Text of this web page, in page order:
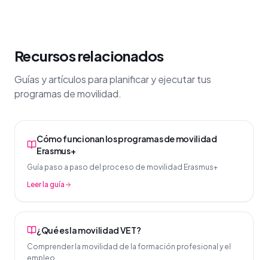
Recursos relacionados
Guías y artículos para planificar y ejecutar tus
programas de movilidad.
Cómo funcionan los programas de movilidad
Erasmus+
Guía paso a paso del proceso de movilidad Erasmus+
Leer la guía
¿Qué es la movilidad VET?
Comprender la movilidad de la formación profesional y el
empleo